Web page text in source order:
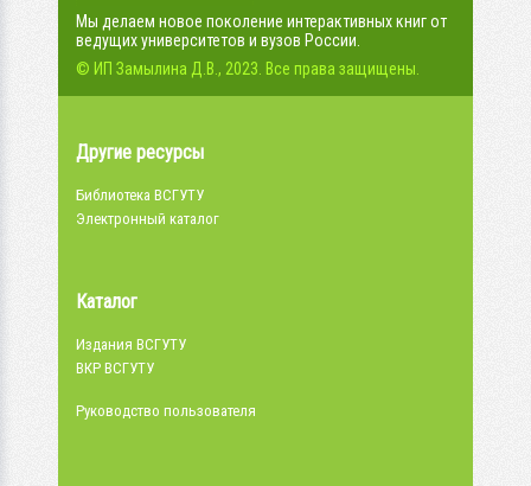
Мы делаем новое поколение интерактивных книг от
ведущих университетов и вузов России.
© ИП Замылина Д.В., 2023. Все права защищены.
Другие ресурсы
Библиотека ВСГУТУ
Электронный каталог
Каталог
Издания ВСГУТУ
ВКР ВСГУТУ
Руководство пользователя